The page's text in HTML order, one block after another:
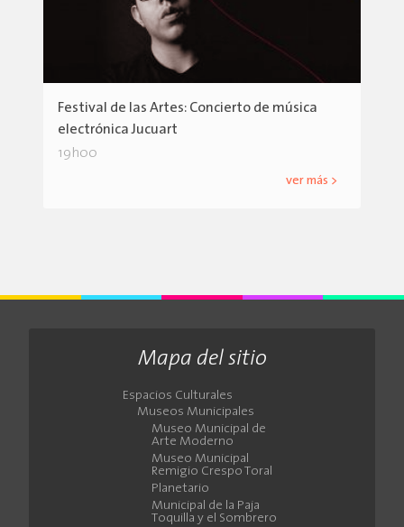
Festival de las Artes: Concierto de música
electrónica Jucuart
19h00
ver más >
Mapa del sitio
Espacios Culturales
Museos Municipales
Museo Municipal de
Arte Moderno
Museo Municipal
Remigio Crespo Toral
Planetario
Municipal de la Paja
Toquilla y el Sombrero